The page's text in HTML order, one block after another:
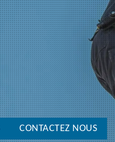
CONTACTEZ NOUS